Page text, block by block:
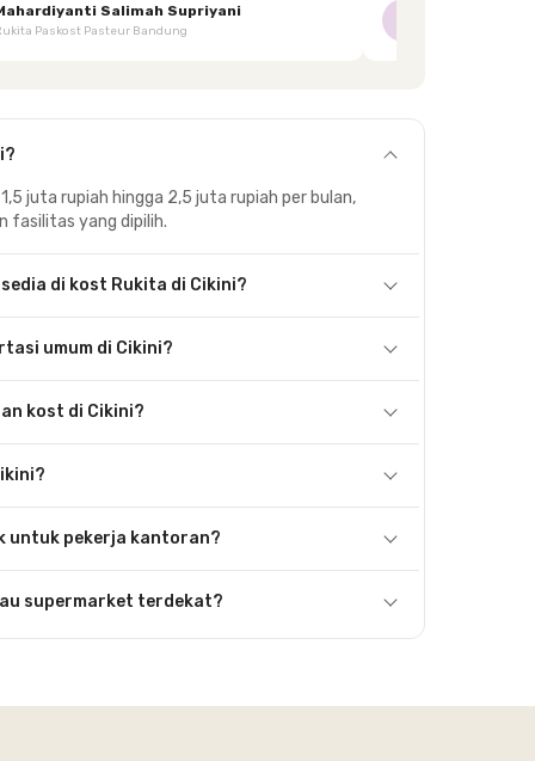
mulai dari furnitur,
area bersama, hingga akses yang mudah.
Salimah Supriyani
Paskost Pasteur Bandung
juta rupiah hingga 2,5 juta rupiah per bulan,
fasilitas yang dipilih.
di kost Rukita di Cikini?
umum di Cikini?
kost di Cikini?
untuk pekerja kantoran?
supermarket terdekat?